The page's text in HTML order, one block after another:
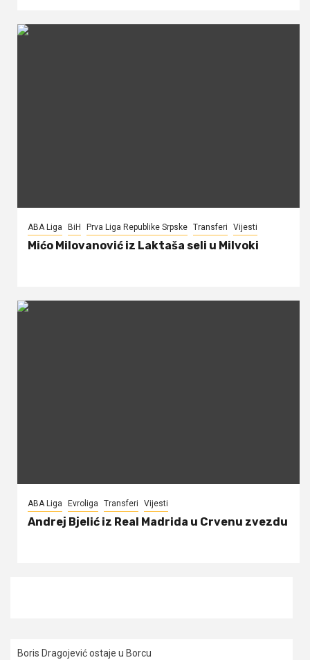
ABA Liga BiH Prva Liga Republike Srpske Transferi Vijesti
Mićo Milovanović iz Laktaša seli u Milvoki
ABA Liga Evroliga Transferi Vijesti
Andrej Bjelić iz Real Madrida u Crvenu zvezdu
Boris Dragojević ostaje u Borcu